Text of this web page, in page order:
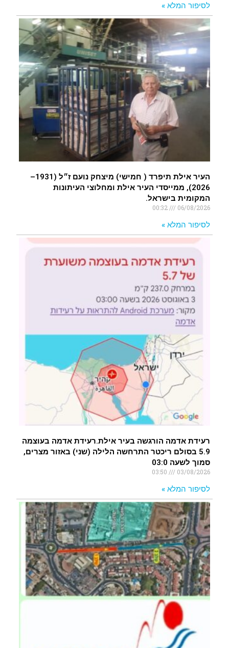
לסיפור המלא »
העיר אילת תיפרד ( חמישי) מיצחק נועם ז״ל (1931–
2026), ממייסדי העיר אילת ומחלוצי העיתונות
המקומית בישראל.
06/08/2026
00:32
לסיפור המלא »
רעידת אדמה הורגשה בעיר אילת.רעידת אדמה בעוצמה
5.9 בסולם ריכטר התרחשה הלילה (שני) באזור מצרים,
סמוך לשעה 03:0
03/08/2026
לסיפור המלא »